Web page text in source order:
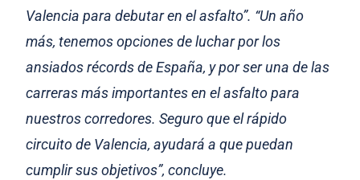
Valencia para debutar en el asfalto”. “Un año
más, tenemos opciones de luchar por los
ansiados récords de España, y por ser una de las
carreras más importantes en el asfalto para
nuestros corredores. Seguro que el rápido
circuito de Valencia, ayudará a que puedan
cumplir sus objetivos”, concluye.